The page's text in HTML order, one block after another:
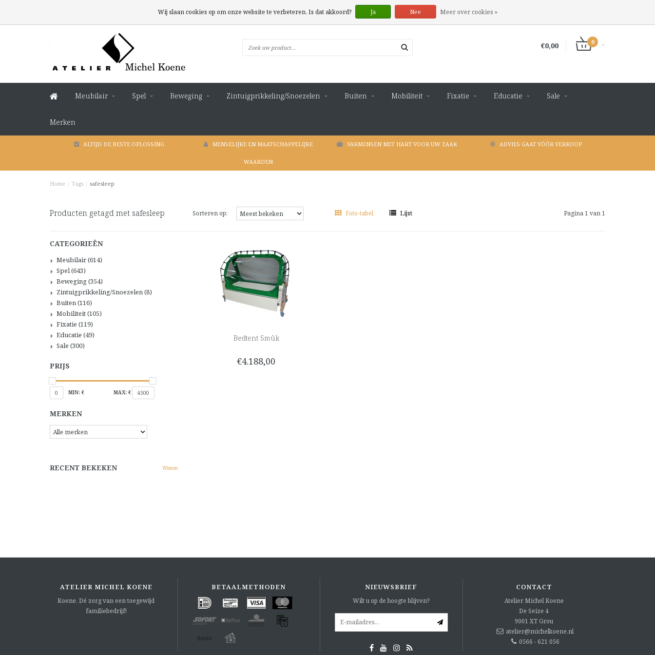
€0,00 0
Meubilair Spel Beweging Zintuigprikkeling/Snoezelen Buiten Mobiliteit Fixatie Educatie Sale
Merken
ALTIJD DE BESTE OPLOSSING MENSELIJKE EN MAATSCHAPPELIJKE
WAARDEN
VAKMENSEN MET HART VOOR UW ZAAK ADVIES GAAT VÓÓR VERKOOP
Home / Tags / safesleep
Producten getagd met safesleep Sorteren op: Foto-tabel Lijst Pagina 1 van 1
CATEGORIEËN
Meubilair(614)
Spel(643)
Beweging(354)
Zintuigprikkeling/Snoezelen(8)
Buiten(116)
Mobiliteit(105)
Fixatie (119)
Educatie (49)
Sale (300)
PRIJS
0 MIN: € MAX: € 4500
MERKEN
RECENT BEKEKEN Wissen
Bedtent Smûk
€4.188,00
ATELIER MICHEL KOENE
Koene. Dé zorg van een toegewijd
familiebedrijf!
BETAALMETHODEN NIEUWSBRIEF
Wilt u op de hoogte blijven?
CONTACT
Atelier Michel Koene
De Seize 4
9001 XT Grou
atelier@michelkoene.nl
0566 - 621 056
Wij slaan cookies op om onze website te verbeteren. Is dat akkoord? Ja Nee Meer over cookies »